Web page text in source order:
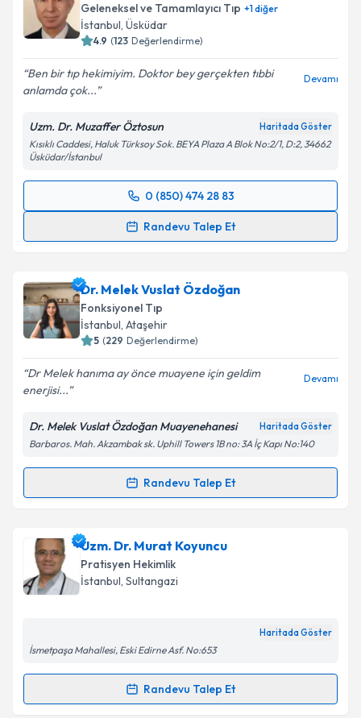
Geleneksel ve Tamamlayıcı Tıp +1diğer
İstanbul, Üsküdar
4.9 (123 Değerlendirme)
Ben bir tıp hekimiyim. Doktor bey gerçekten tıbbi
anlamda çok...
Devamı
Uzm. Dr. Muzaffer Öztosun Haritada Göster
Kısıklı Caddesi, Haluk Türksoy Sok. BEYA Plaza A Blok No:2/1, D:2, 34662
Üsküdar/İstanbul
0 (850) 474 28 83
Randevu Talep Et
Randevu Takvimi Talebi
için bir takvim hazırlandığında e-posta ile
bilgilendireceğiz.
E-posta Adresiniz
Kişisel verilerimin işlenmesine ilişkin
Metni'ni okudum ve kişisel verilerimin belirtilen
kapsamda işlenmesini kabul ediyorum.
Takvim Talebini Gönder
Dr. Melek Vuslat Özdoğan
Fonksiyonel Tıp
İstanbul, Ataşehir
5 (229 Değerlendirme)
Dr Melek hanıma ay önce muayene için geldim
enerjisi...
Devamı
Dr. Melek Vuslat Özdoğan Muayenehanesi Haritada Göster
Barbaros. Mah. Akzambak sk. Uphill Towers 1B no: 3A İç Kapı No:140
Randevu Talep Et
Randevu Takvimi Talebi
Dr. Melek Vuslat Özdoğaniçin randevu takvimi
talebi oluşturun. Size bu uzmandan randevu almanız
için bir takvim hazırlandığında e-posta ile
bilgilendireceğiz.
Kişisel verilerimin işlenmesine ilişkinAydınlatma
Uzm. Dr. Murat Koyuncu
Pratisyen Hekimlik
İstanbul, Sultangazi
Haritada Göster
İsmetpaşa Mahallesi, Eski Edirne Asf. No:653
Randevu Talep Et
Randevu Takvimi Talebi